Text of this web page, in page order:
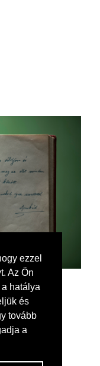
ezzel
Az Ön
hatálya
és
tovább
a